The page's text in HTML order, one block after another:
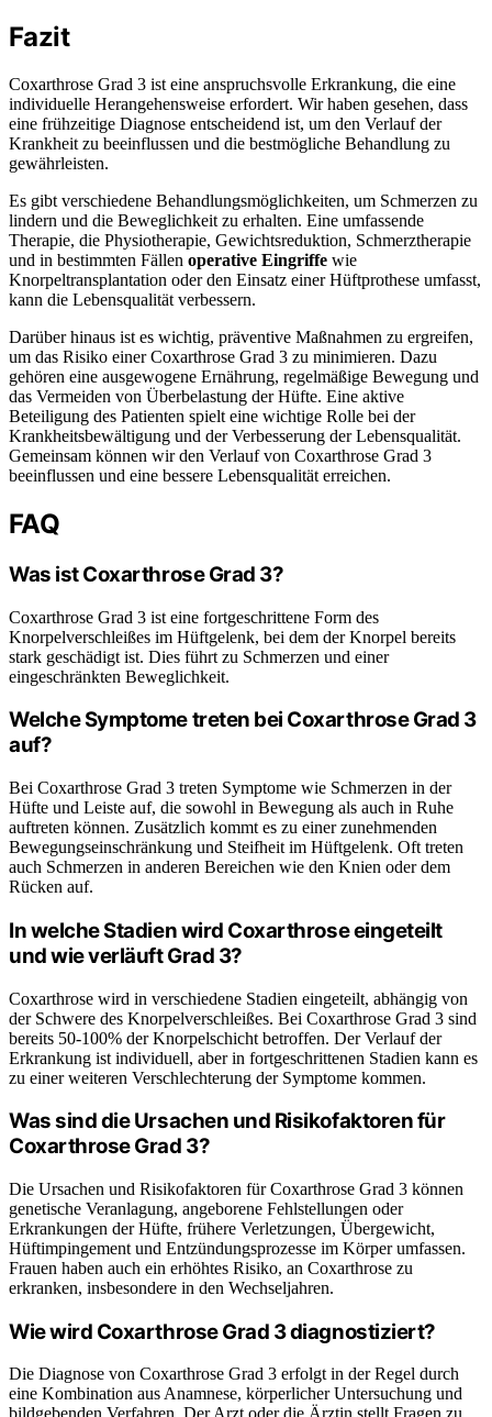
Fazit
Coxarthrose Grad 3 ist eine anspruchsvolle Erkrankung, die eine
individuelle Herangehensweise erfordert. Wir haben gesehen, dass
eine frühzeitige Diagnose entscheidend ist, um den Verlauf der
Krankheit zu beeinflussen und die bestmögliche Behandlung zu
gewährleisten.
Es gibt verschiedene Behandlungsmöglichkeiten, um Schmerzen zu
lindern und die Beweglichkeit zu erhalten. Eine umfassende
Therapie, die Physiotherapie, Gewichtsreduktion, Schmerztherapie
und in bestimmten Fällen operative Eingriffe wie
Knorpeltransplantation oder den Einsatz einer Hüftprothese umfasst,
kann die Lebensqualität verbessern.
Darüber hinaus ist es wichtig, präventive Maßnahmen zu ergreifen,
um das Risiko einer Coxarthrose Grad 3 zu minimieren. Dazu
gehören eine ausgewogene Ernährung, regelmäßige Bewegung und
das Vermeiden von Überbelastung der Hüfte. Eine aktive
Beteiligung des Patienten spielt eine wichtige Rolle bei der
Krankheitsbewältigung und der Verbesserung der Lebensqualität.
Gemeinsam können wir den Verlauf von Coxarthrose Grad 3
beeinflussen und eine bessere Lebensqualität erreichen.
FAQ
Was ist Coxarthrose Grad 3?
Coxarthrose Grad 3 ist eine fortgeschrittene Form des
Knorpelverschleißes im Hüftgelenk, bei dem der Knorpel bereits
stark geschädigt ist. Dies führt zu Schmerzen und einer
eingeschränkten Beweglichkeit.
Welche Symptome treten bei Coxarthrose Grad 3
auf?
Bei Coxarthrose Grad 3 treten Symptome wie Schmerzen in der
Hüfte und Leiste auf, die sowohl in Bewegung als auch in Ruhe
auftreten können. Zusätzlich kommt es zu einer zunehmenden
Bewegungseinschränkung und Steifheit im Hüftgelenk. Oft treten
auch Schmerzen in anderen Bereichen wie den Knien oder dem
Rücken auf.
In welche Stadien wird Coxarthrose eingeteilt
und wie verläuft Grad 3?
Coxarthrose wird in verschiedene Stadien eingeteilt, abhängig von
der Schwere des Knorpelverschleißes. Bei Coxarthrose Grad 3 sind
bereits 50-100% der Knorpelschicht betroffen. Der Verlauf der
Erkrankung ist individuell, aber in fortgeschrittenen Stadien kann es
zu einer weiteren Verschlechterung der Symptome kommen.
Was sind die Ursachen und Risikofaktoren für
Coxarthrose Grad 3?
Die Ursachen und Risikofaktoren für Coxarthrose Grad 3 können
genetische Veranlagung, angeborene Fehlstellungen oder
Erkrankungen der Hüfte, frühere Verletzungen, Übergewicht,
Hüftimpingement und Entzündungsprozesse im Körper umfassen.
Frauen haben auch ein erhöhtes Risiko, an Coxarthrose zu
erkranken, insbesondere in den Wechseljahren.
Wie wird Coxarthrose Grad 3 diagnostiziert?
Die Diagnose von Coxarthrose Grad 3 erfolgt in der Regel durch
eine Kombination aus Anamnese, körperlicher Untersuchung und